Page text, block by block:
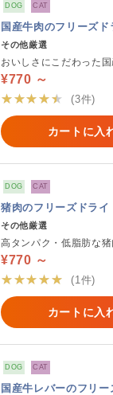
DOG CAT
国産牛肉のフリーズド
その他厳選
おいしさにこだわった
¥770 ～
★★★★★
(3件)
カートに入
DOG CAT
猪肉のフリーズドライ
その他厳選
高タンパク・低脂肪な
¥770 ～
★★★★★
(1件)
カートに入
DOG CAT
国産牛レバーのフリー